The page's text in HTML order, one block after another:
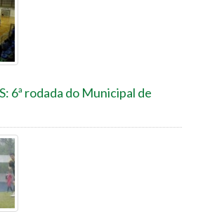
6ª rodada do Municipal de